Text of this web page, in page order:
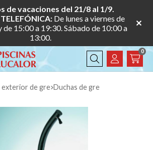
de vacaciones del 21/8 al 1/9.
De lunes a viernes de
de 15:00 a 19:30. Sábado de 10:00 a
13:00.
Buscar
0
exterior de gre duchas de gre